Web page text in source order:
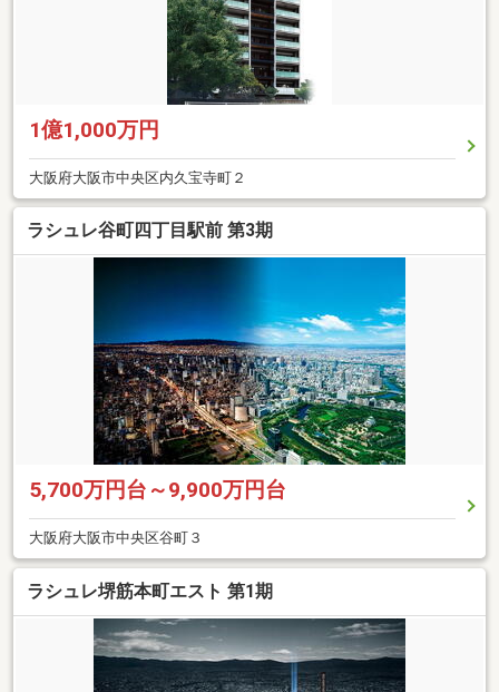
1億1,000万円
大阪府大阪市中央区内久宝寺町２
ラシュレ谷町四丁目駅前 第3期
5,700万円台～9,900万円台
大阪府大阪市中央区谷町３
ラシュレ堺筋本町エスト 第1期